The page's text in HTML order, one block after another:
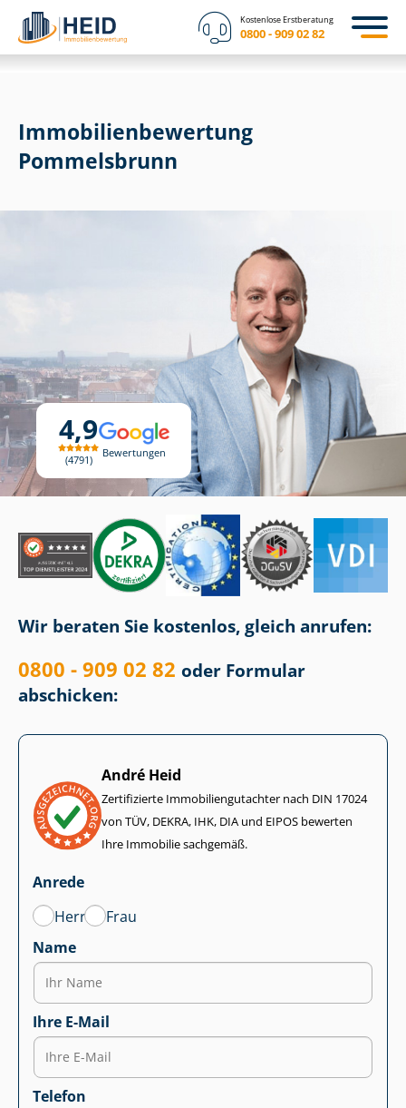
Kostenlose Erstberatung
0800 - 909 02 82
4,9
4791
Bewertungen
Immobilien­bewertung
Pommelsbrunn
Wir beraten Sie kostenlos, gleich anrufen:
0800 - 909 02 82 oder Formular
abschicken:
André Heid
Zertifizierte Im­mo­bi­li­en­gut­ach­ter nach DIN 17024
von TÜV, DEKRA, IHK, DIA und EIPOS bewerten
Ihre Immobilie sachgemäß.
Anrede
Herr
Frau
Name
Ihre E-Mail
Telefon